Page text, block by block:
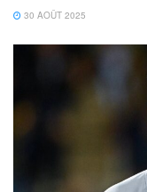
30 AOÛT 2025